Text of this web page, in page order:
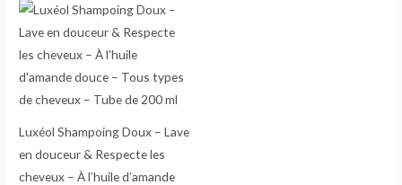
Luxéol Shampoing Doux – Lave
en douceur & Respecte les
cheveux – À l’huile d’amande